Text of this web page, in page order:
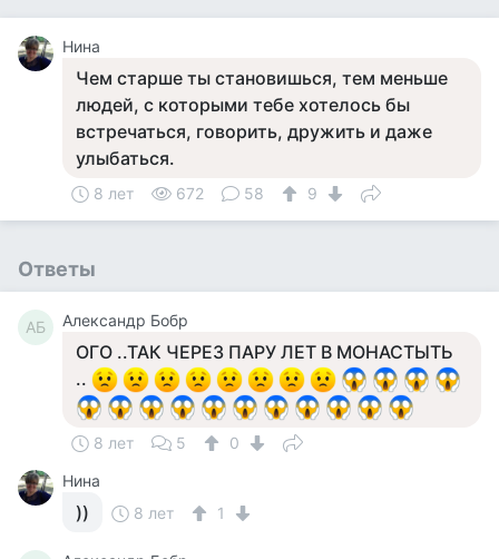
Нина
Чем старше ты становишься, тем меньше
людей, с которыми тебе хотелось бы
встречаться, говорить, дружить и даже
улыбаться.
8 лет 672 58 9
Ответы
АБ Александр Бобр
ОГО ..ТАК ЧЕРЕЗ ПАРУ ЛЕТ В МОНАСТЫТЬ
..
8 лет 5
0
Нина
)) 8 лет 1